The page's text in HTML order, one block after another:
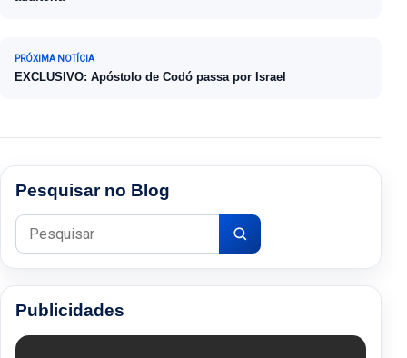
PRÓXIMA NOTÍCIA
EXCLUSIVO: Apóstolo de Codó passa por Israel
Pesquisar no Blog
Pesquisar por:
Publicidades